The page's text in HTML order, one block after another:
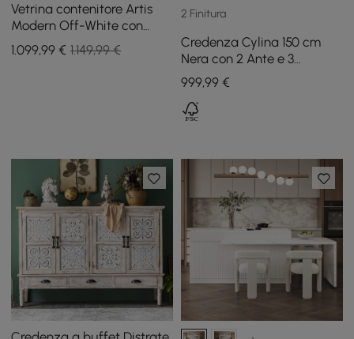
Vetrina contenitore Artis
Modern Off-White con
ripiani, LED e pannello
posteriore
1.099,99 € 1.149,99 €
2 Finitura
Credenza Cylina 150 cm
Nera con 2 Ante e 3
Cassetti
999,99€